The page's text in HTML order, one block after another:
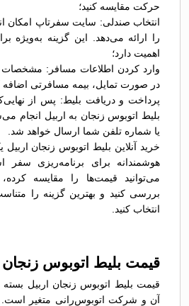
حرکت مقایسه کنید؛
انتخاب صندلی: سایت سفرتاپ امکان
را ارائه می‌دهد. این گزینه به‌ویژه
اهمیت دارد؛
وارد کردن اطلاعات مسافر: مشخصات
در صورت تمایل، بیمه مسافرتی اضافه
پرداخت و دریافت بلیط: پس از
بلیط اتوبوس زنجان به اربیل انجام
یا شماره تلفن شما ارسال خواهد شد.
خرید آنلاین بلیط اتوبوس زنجان
هوشمندانه برای برنامه‌ریزی سفر
می‌توانید قیمت‌ها را مقایسه
بررسی کنید و بهترین گزینه را
انتخاب کنید.
قیمت بلیط اتوبوس زنجان
قیمت بلیط اتوبوس زنجان اربیل بسته